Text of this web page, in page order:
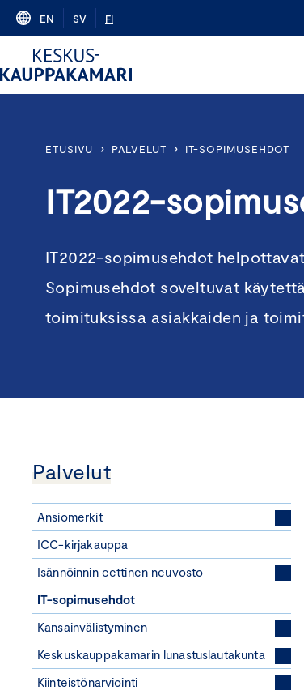
Skip
content
EN SV FI
ETUSIVU › PALVELUT › IT-SOPIMUSEHDOT
IT2022-
IT2022-sopimusehdot
Sopimusehdot soveltuvat
toimituksissa asiakkaiden ja
Palvelut
Ansiomerkit
ICC-kirjakauppa
Isännöinnin eettinen neuvosto
IT-sopimusehdot
Kansainvälistyminen
Keskuskauppakamarin lunastuslautakunta
Kiinteistönarviointi